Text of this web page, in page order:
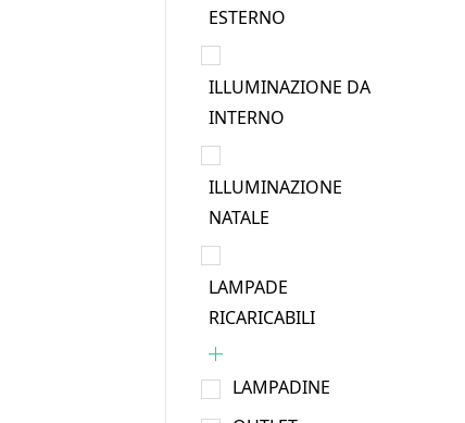
ESTERNO
ILLUMINAZIONE DA
INTERNO
ILLUMINAZIONE
NATALE
LAMPADE
RICARICABILI
LAMPADINE